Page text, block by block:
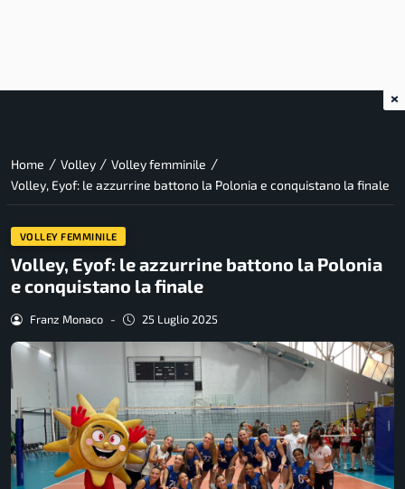
Home / Volley / Volley femminile /
Volley, Eyof: le azzurrine battono la Polonia e conquistano la finale
VOLLEY FEMMINILE
Volley, Eyof: le azzurrine battono la Polonia
e conquistano la finale
Franz Monaco - 25 Luglio 2025
×